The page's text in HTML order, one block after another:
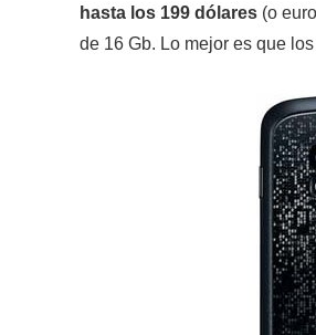
hasta los 199 dólares (o
de 16 Gb. Lo mejor es que